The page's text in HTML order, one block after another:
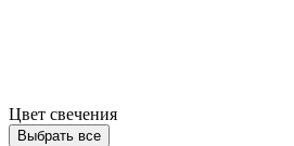
Цвет свечения
Выбрать все